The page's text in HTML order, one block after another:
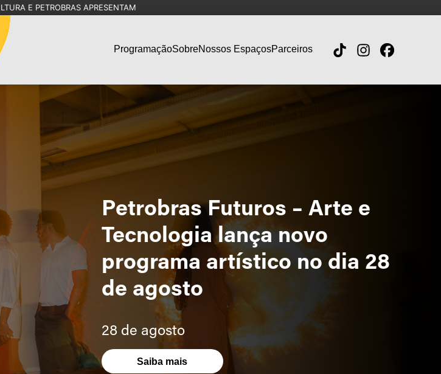
E PETROBRAS APRESENTAM
ProgramaçãoSobreNossos EspaçosParceiros
Petrobras Futuros – Arte e
Tecnologia lança novo
programa artístico no dia 28
de agosto
28 de agosto
Saiba mais